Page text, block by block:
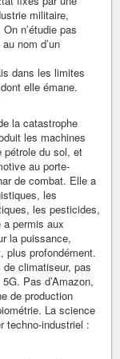
militaire,
n’étudie pas
nom d’un
dans les limites
elle émane.
la catastrophe
les machines
pétrole du sol, et
au porte-
de combat. Elle a
les
les pesticides,
permis aux
la puissance,
plus profondément.
climatiseur, pas
Pas d’Amazon,
de production
La science
techno-industriel :